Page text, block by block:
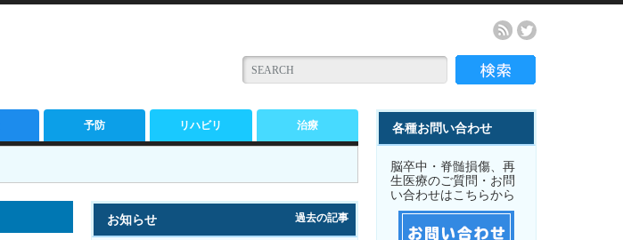
予防 リハビリ 治療
お知らせ 過去の記事
各種お問い合わせ
脳卒中・脊髄損傷、再
生医療のご質問・お問
い合わせはこちらから